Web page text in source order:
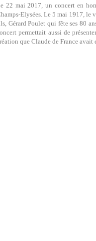
22 mai 2017, un concert en
Elysées. Le 5 mai 1917, le
Gérard Poulet qui fête ses 80
permettait aussi de
que Claude de France